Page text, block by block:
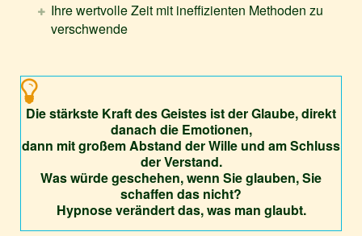
Ihre wertvolle Zeit mit ineffizienten Methoden zu
verschwende
Die stärkste Kraft des Geistes ist der Glaube, direkt
danach die Emotionen,
dann mit großem Abstand der Wille und am Schluss
der Verstand.
Was würde geschehen, wenn Sie glauben, Sie
schaffen das nicht?
Hypnose verändert das, was man glaubt.